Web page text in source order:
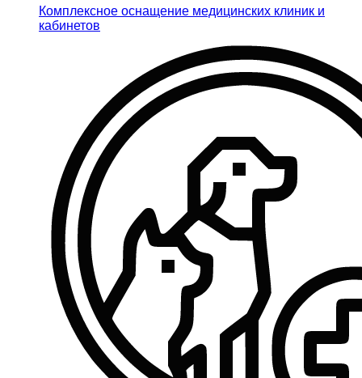
Комплексное оснащение медицинских клиник и
кабинетов